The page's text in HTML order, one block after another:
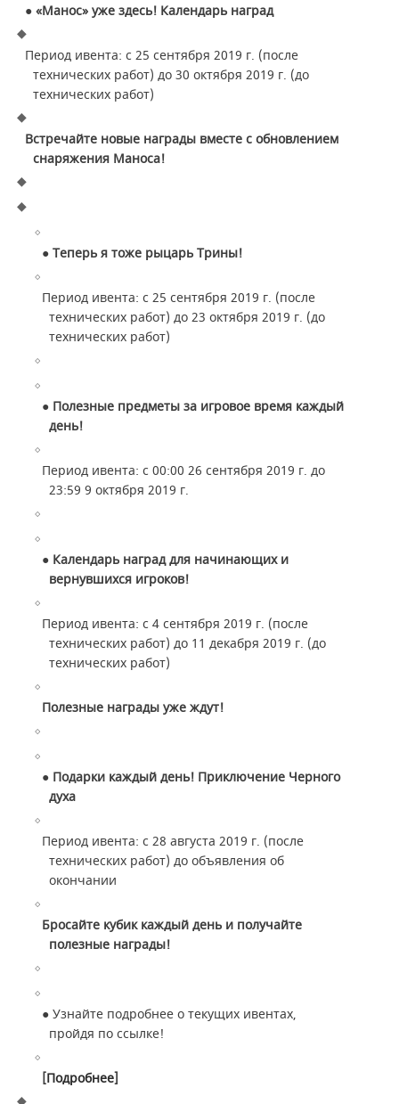
● «Манос» уже здесь! Календарь наград
Период ивента: с 25 сентября 2019 г. (после
технических работ) до 30 октября 2019 г. (до
технических работ)
Встречайте новые награды вместе с обновлением
снаряжения Маноса!
● Теперь я тоже рыцарь Трины!
Период ивента: с 25 сентября 2019 г. (после
технических работ) до 23 октября 2019 г. (до
технических работ)
● Полезные предметы за игровое время каждый
день!
Период ивента: с 00:00 26 сентября 2019 г. до
23:59 9 октября 2019 г.
● Календарь наград для начинающих и
вернувшихся игроков!
Период ивента: с 4 сентября 2019 г. (после
технических работ) до 11 декабря 2019 г. (до
технических работ)
Полезные награды уже ждут!
● Подарки каждый день! Приключение Черного
духа
Период ивента: с 28 августа 2019 г. (после
технических работ) до объявления об
окончании
Бросайте кубик каждый день и получайте
полезные награды!
●Узнайте подробнее о текущих ивентах,
пройдя по ссылке!
[Подробнее]